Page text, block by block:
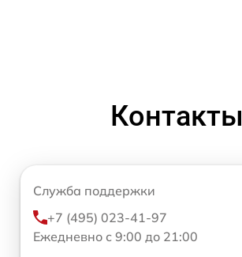
Контакты
Служба поддержки
+7 (495) 023-41-97
Ежедневно с 9:00 до 21:00